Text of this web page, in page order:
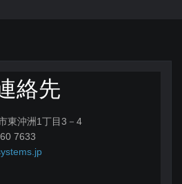
絡先
東沖洲1丁目3－4
7633